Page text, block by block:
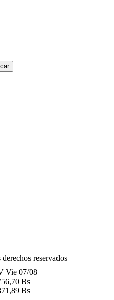
reservados
Vie 07/08
Bs
Bs